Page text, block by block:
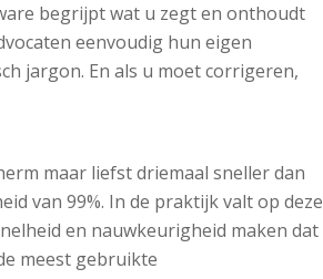
begrijpt wat u zegt en onthoudt
eenvoudig hun eigen
jargon. En als u moet corrigeren,
maar liefst driemaal sneller dan
van 99%. In de praktijk valt op deze
en nauwkeurigheid maken dat
meest gebruikte